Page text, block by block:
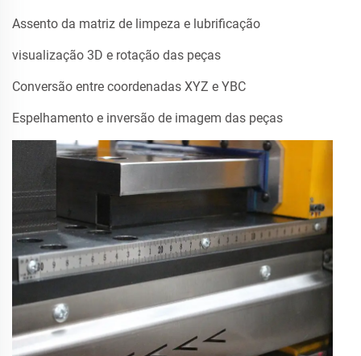
Assento da matriz de limpeza e lubrificação
visualização 3D e rotação das peças
Conversão entre coordenadas XYZ e YBC
Espelhamento e inversão de imagem das peças